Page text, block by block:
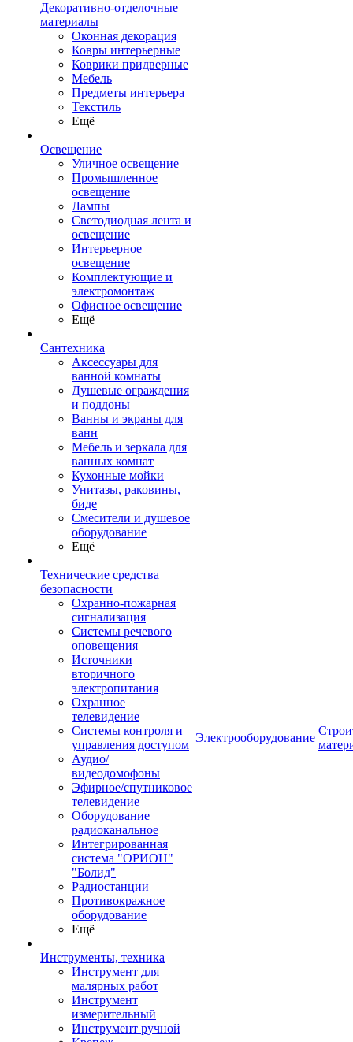
Декоративно-отделочные
материалы
Оконная декорация
Ковры интерьерные
Коврики придверные
Мебель
Предметы интерьера
Текстиль
Ещё
Освещение
Уличное освещение
Промышленное
освещение
Лампы
Светодиодная лента и
освещение
Интерьерное
освещение
Комплектующие и
электромонтаж
Офисное освещение
Ещё
Сантехника
Аксессуары для
ванной комнаты
Душевые ограждения
и поддоны
Ванны и экраны для
ванн
Мебель и зеркала для
ванных комнат
Кухонные мойки
Унитазы, раковины,
биде
Смесители и душевое
оборудование
Ещё
Технические средства
безопасности
Охранно-пожарная
сигнализация
Системы речевого
оповещения
Источники
вторичного
электропитания
Охранное
телевидение
Системы контроля и
управления доступом
Аудио/
видеодомофоны
Эфирное/спутниковое
телевидение
Оборудование
радиоканальное
Интегрированная
система "ОРИОН"
"Болид"
Радиостанции
Противокражное
оборудование
Ещё
Инструменты, техника
Инструмент для
малярных работ
Инструмент
измерительный
Инструмент ручной
Электрооборудование